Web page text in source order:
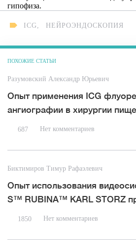
гипофиза.
ICG, НЕЙРОЭНДОСКОПИЯ
ПОХОЖИЕ СТАТЬИ
Разумовский Александр Юрьевич
Опыт применения ICG
ангиографии в хирургии
687 Нет комментариев
Биктимиров Тимур Рафаэлевич
Опыт использования
S™ RUBINA™ KARL STORZ
1850 Нет комментариев